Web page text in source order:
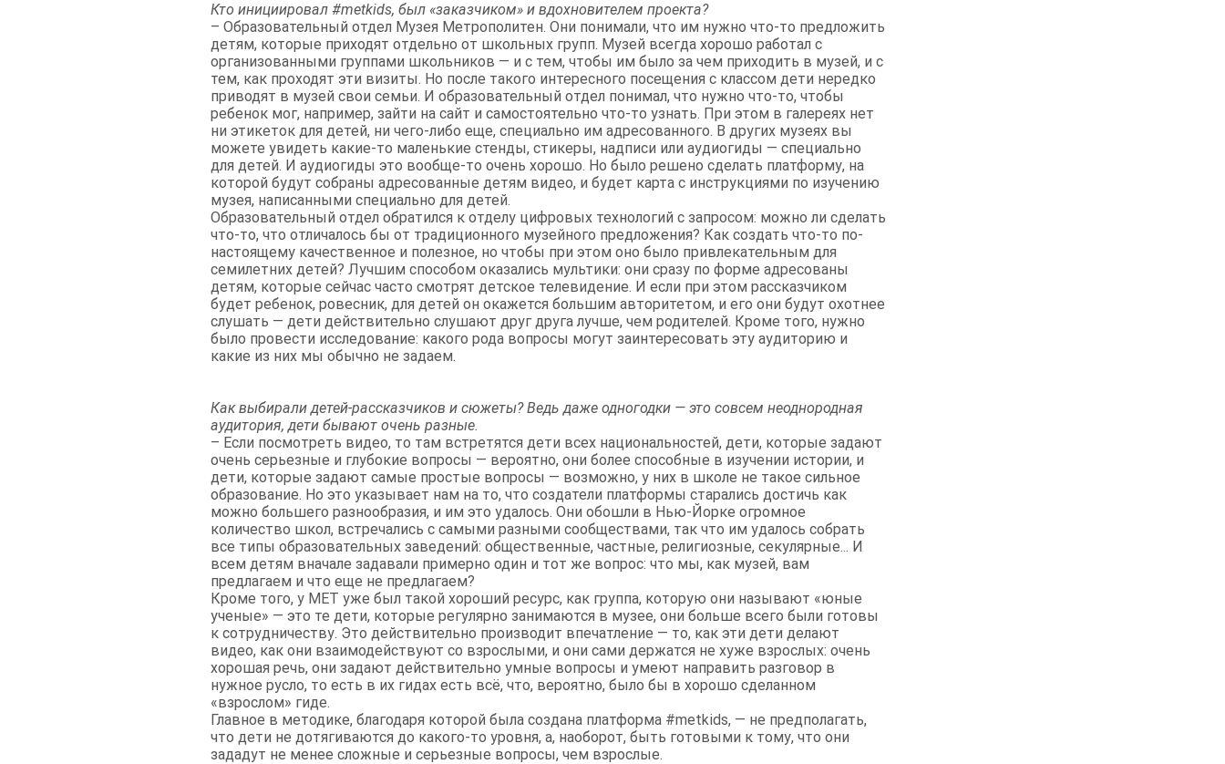
Кто инициировал #metkids, был «заказчиком» и вдохновителем проекта?
– Образовательный отдел Музея Метрополитен. Они понимали, что им нужно что-то предложить
детям, которые приходят отдельно от школьных групп. Музей всегда хорошо работал с
организованными группами школьников — и с тем, чтобы им было за чем приходить в музей, и с
тем, как проходят эти визиты. Но после такого интересного посещения с классом дети нередко
приводят в музей свои семьи. И образовательный отдел понимал, что нужно что-то, чтобы
ребенок мог, например, зайти на сайт и самостоятельно что-то узнать. При этом в галереях нет
ни этикеток для детей, ни чего-либо еще, специально им адресованного. В других музеях вы
можете увидеть какие-то маленькие стенды, стикеры, надписи или аудиогиды — специально
для детей. И аудиогиды это вообще-то очень хорошо. Но было решено сделать платформу, на
которой будут собраны адресованные детям видео, и будет карта с инструкциями по изучению
музея, написанными специально для детей.
Образовательный отдел обратился к отделу цифровых технологий с запросом: можно ли сделать
что-то, что отличалось бы от традиционного музейного предложения? Как создать что-то по-
настоящему качественное и полезное, но чтобы при этом оно было привлекательным для
семилетних детей? Лучшим способом оказались мультики: они сразу по форме адресованы
детям, которые сейчас часто смотрят детское телевидение. И если при этом рассказчиком
будет ребенок, ровесник, для детей он окажется большим авторитетом, и его они будут охотнее
слушать — дети действительно слушают друг друга лучше, чем родителей. Кроме того, нужно
было провести исследование: какого рода вопросы могут заинтересовать эту аудиторию и
какие из них мы обычно не задаем.
Как выбирали детей-рассказчиков и сюжеты? Ведь даже одногодки — это совсем неоднородная
аудитория, дети бывают очень разные.
– Если посмотреть видео, то там встретятся дети всех национальностей, дети, которые задают
очень серьезные и глубокие вопросы — вероятно, они более способные в изучении истории, и
дети, которые задают самые простые вопросы — возможно, у них в школе не такое сильное
образование. Но это указывает нам на то, что создатели платформы старались достичь как
можно большего разнообразия, и им это удалось. Они обошли в Нью-Йорке огромное
количество школ, встречались с самыми разными сообществами, так что им удалось собрать
все типы образовательных заведений: общественные, частные, религиозные, секулярные... И
всем детям вначале задавали примерно один и тот же вопрос: что мы, как музей, вам
предлагаем и что еще не предлагаем?
Кроме того, у MET уже был такой хороший ресурс, как группа, которую они называют «юные
ученые» — это те дети, которые регулярно занимаются в музее, они больше всего были готовы
к сотрудничеству. Это действительно производит впечатление — то, как эти дети делают
видео, как они взаимодействуют со взрослыми, и они сами держатся не хуже взрослых: очень
хорошая речь, они задают действительно умные вопросы и умеют направить разговор в
нужное русло, то есть в их гидах есть всё, что, вероятно, было бы в хорошо сделанном
«взрослом» гиде.
Главное в методике, благодаря которой была создана платформа #metkids, — не предполагать,
что дети не дотягиваются до какого-то уровня, а, наоборот, быть готовыми к тому, что они
зададут не менее сложные и серьезные вопросы, чем взрослые.